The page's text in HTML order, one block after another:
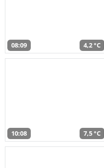
08:09 4,2 °C
10:08 7,5 °C